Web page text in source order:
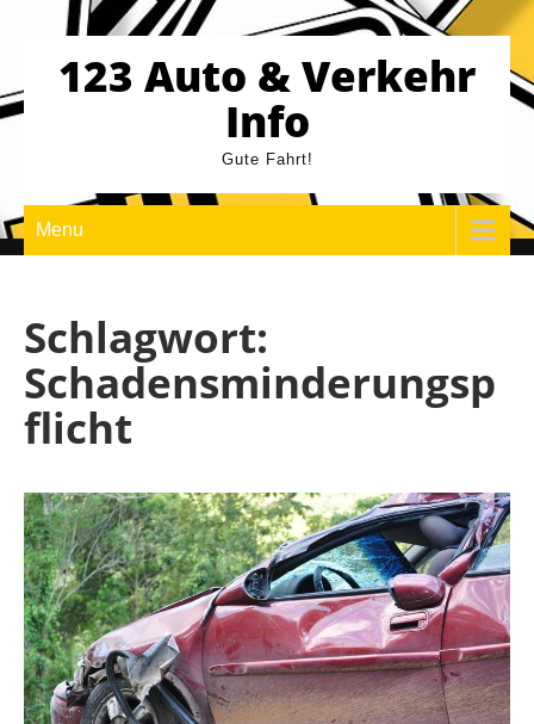
content123 Auto & Verkehr
Info
Gute Fahrt!
Menu
Schlagwort:
Schadensminderungsp
flicht